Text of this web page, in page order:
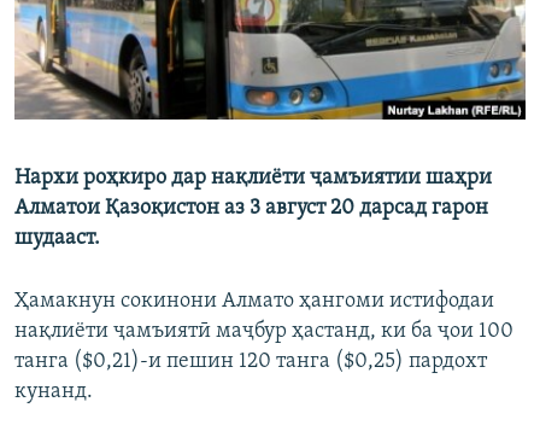
Нархи роҳкиро дар нақлиёти ҷамъиятии шаҳри
Алматои Қазоқистон аз 3 август 20 дарсад гарон
шудааст.
Ҳамакнун сокинони Алмато ҳангоми истифодаи
нақлиёти ҷамъиятӣ маҷбур ҳастанд, ки ба ҷои 100
танга ($0,21)-и пешин 120 танга ($0,25) пардохт
кунанд.